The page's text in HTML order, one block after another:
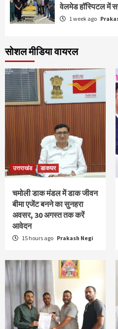
वेलमेड हॉस्पिटल में
1 week ago
सोशल मीडिया वायरल
उत्तराखंड डाकघर
चमोली डाक मंडल में डाक जीवन
बीमा एजेंट बनने का सुनहरा
अवसर, 30 अगस्त तक करें
आवेदन
15 hours ago Prakash Negi